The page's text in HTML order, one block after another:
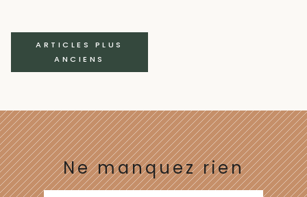
Navigation
ARTICLES PLUS
ANCIENS
Ne manquez rien